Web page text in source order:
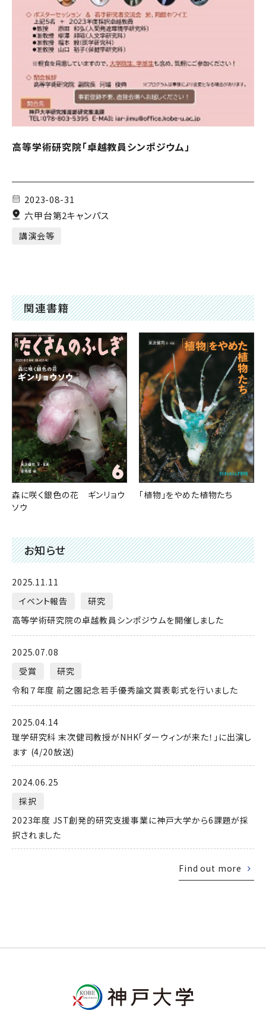
高等学術研究院「卓越教員シンポジウム」
2023-08-31
六甲台第2キャンパス
講演会等
関連書籍
森に咲く銀色の花 ギンリョウ
ソウ
「植物」をやめた植物たち
お知らせ
2025.11.11
イベント報告
研究
高等学術研究院の卓越教員シンポジウムを開催しました
2025.07.08
受賞
研究
令和７年度 前之園記念若手優秀論文賞表彰式を行いました
2025.04.14
理学研究科 末次健司教授がNHK「ダーウィンが来た！」に出演し
ます (4/20放送)
2024.06.25
採択
2023年度 JST創発的研究支援事業に神戸大学から6課題が採
択されました
Find out more